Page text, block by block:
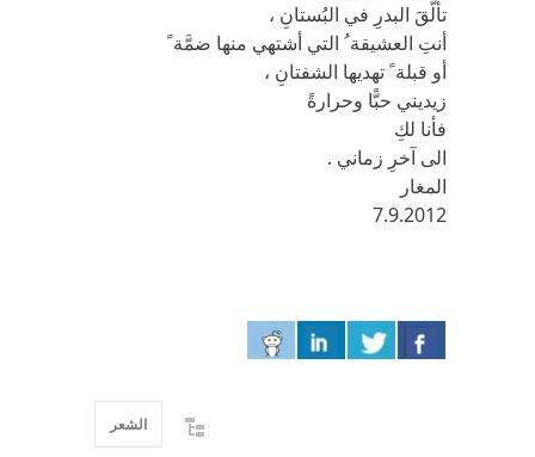
تألُّقَ البدرِ في البُستانِ ،
أنتِ العشيقة ُ التي أشتهي منها ضمَّة ً
أو قبلة ً تهديها الشفتانِ ،
زيديني حبًّا وحرارةً
فأنا لكِ
الى آخرِ زماني .
المغار
7.9.2012
الشعر